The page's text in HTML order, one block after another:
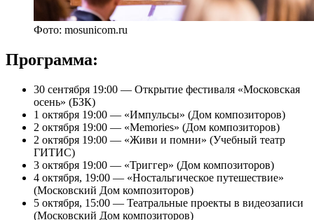
Фото: mosunicom.ru
Программа:
30 сентября 19:00 — Открытие фестиваля «Московская
осень» (БЗК)
1 октября 19:00 — «Импульсы» (Дом композиторов)
2 октября 19:00 — «Memories» (Дом композиторов)
2 октября 19:00 — «Живи и помни» (Учебный театр
ГИТИС)
3 октября 19:00 — «Триггер» (Дом композиторов)
4 октября, 19:00 — «Ностальгическое путешествие»
(Московский Дом композиторов)
5 октября, 15:00 — Театральные проекты в видеозаписи
(Московский Дом композиторов)